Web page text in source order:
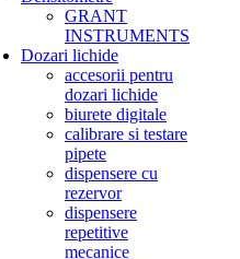
GRANT
INSTRUMENTS
Dozari lichide
accesorii pentru
dozari lichide
biurete digitale
calibrare si testare
pipete
dispensere cu
rezervor
dispensere
repetitive
mecanice